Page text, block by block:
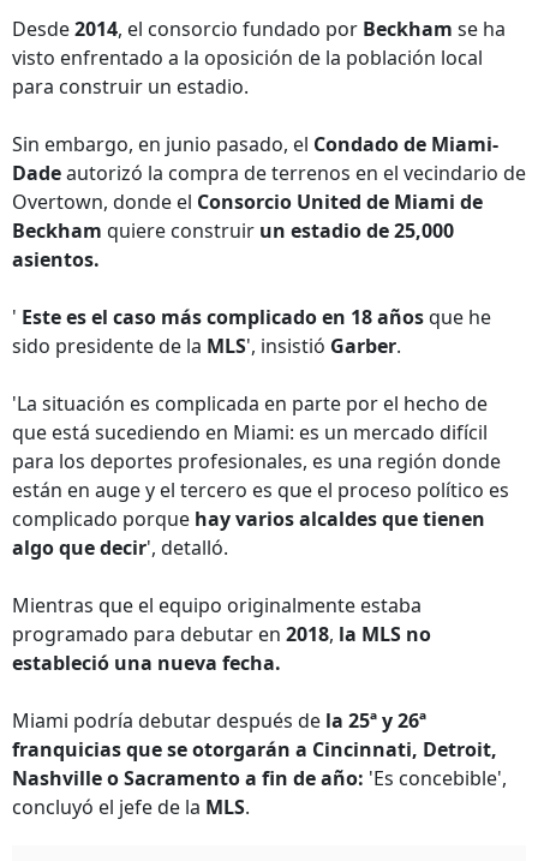
Desde2014, el consorcio fundado por Beckham se ha
visto enfrentado a la oposición de la población local
para construir un estadio.
Sin embargo, en junio pasado, el Condado de Miami-
Dadeautorizó la compra de terrenos en el vecindario de
Overtown, donde el Consorcio United de Miami de
Beckham quiere construir un estadio de 25,000
asientos.
' Este es el caso más complicado en 18 añosque he
sido presidente de la MLS', insistió Garber.
'La situación es complicada en parte por el hecho de
que está sucediendo en Miami: es un mercado difícil
para los deportes profesionales, es una región donde
están en auge y el tercero es que el proceso político es
complicado porque hay varios alcaldes que tienen
algo que decir', detalló.
Mientras que el equipo originalmente estaba
programado para debutar en 2018, la MLS no
estableció una nueva fecha.
Miami podría debutar después de la 25ª y 26ª
franquicias que se otorgarán a Cincinnati, Detroit,
Nashville o Sacramento a fin de año: 'Es concebible',
concluyó el jefe de la MLS.